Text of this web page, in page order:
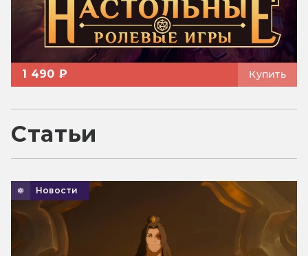
1 490 ₽ Купить
Статьи
Новости